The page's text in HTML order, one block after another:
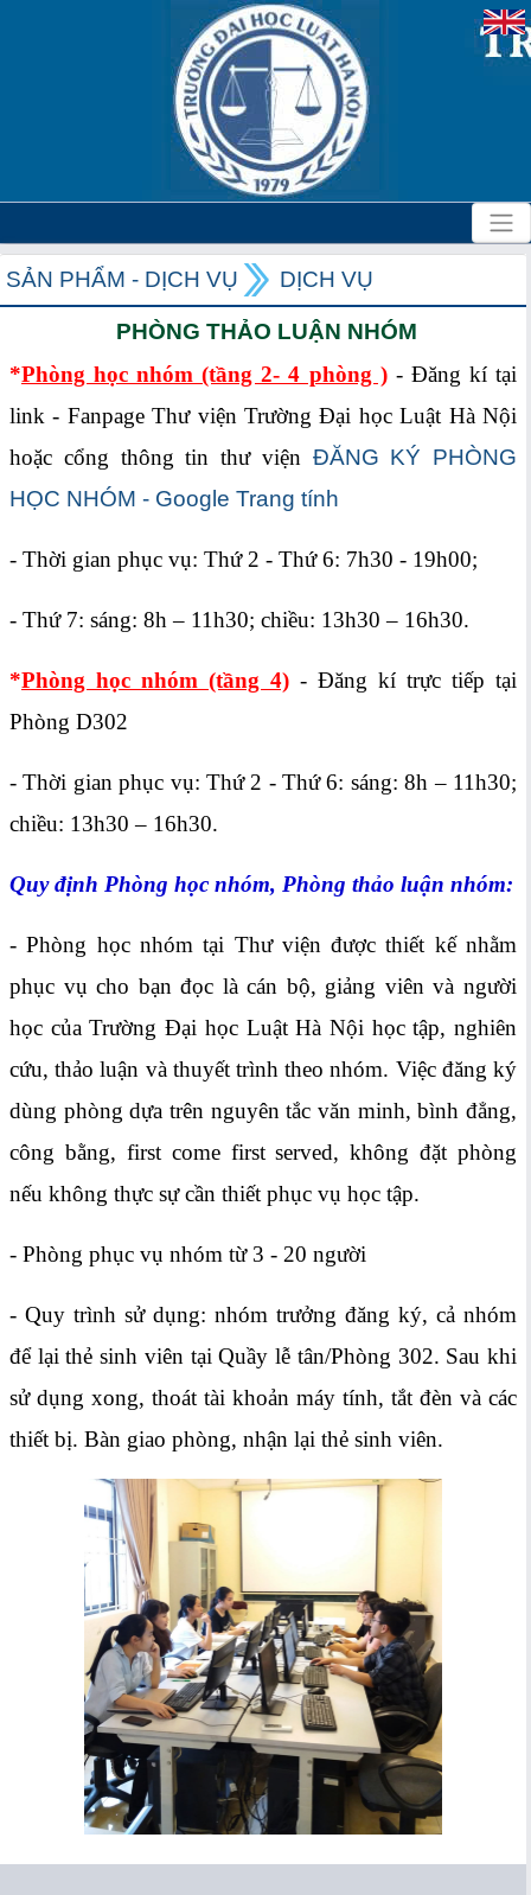
SẢN PHẨM - DỊCH VỤ DỊCH VỤ
PHÒNG THẢO LUẬN NHÓM
*Phòng học nhóm (tầng 2- 4 phòng ) - Đăng kí tại
link - Fanpage Thư viện Trường Đại học Luật Hà Nội
hoặc cổng thông tin thư viện ĐĂNG KÝ PHÒNG
HỌC NHÓM - Google Trang tính
- Thời gian phục vụ: Thứ 2 - Thứ 6: 7h30 - 19h00;
- Thứ 7: sáng: 8h – 11h30; chiều: 13h30 – 16h30.
*Phòng học nhóm (tầng 4) - Đăng kí trực tiếp tại
Phòng D302
-Thời gian phục vụ: Thứ 2 - Thứ 6: sáng: 8h – 11h30;
chiều: 13h30 – 16h30.
Quy định Phòng học nhóm, Phòng thảo luận nhóm:
- Phòng học nhóm tại Thư viện được thiết kế nhằm
phục vụ cho bạn đọc là cán bộ, giảng viên và người
học của Trường Đại học Luật Hà Nội học tập, nghiên
cứu, thảo luận và thuyết trình theo nhóm. Việc đăng ký
dùng phòng dựa trên nguyên tắc văn minh, bình đẳng,
công bằng, first come first served, không đặt phòng
nếu không thực sự cần thiết phục vụ học tập.
- Phòng phục vụ nhóm từ 3 - 20 người
- Quy trình sử dụng: nhóm trưởng đăng ký, cả nhóm
để lại thẻ sinh viên tại Quầy lễ tân/Phòng 302. Sau khi
sử dụng xong, thoát tài khoản máy tính, tắt đèn và các
thiết bị. Bàn giao phòng, nhận lại thẻ sinh viên.